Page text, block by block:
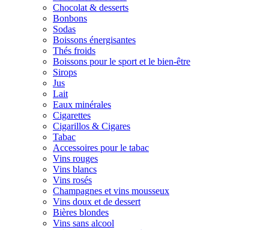
Chocolat & desserts
Bonbons
Sodas
Boissons énergisantes
Thés froids
Boissons pour le sport et le bien-être
Sirops
Jus
Lait
Eaux minérales
Cigarettes
Cigarillos & Cigares
Tabac
Accessoires pour le tabac
Vins rouges
Vins blancs
Vins rosés
Champagnes et vins mousseux
Vins doux et de dessert
Bières blondes
Vins sans alcool